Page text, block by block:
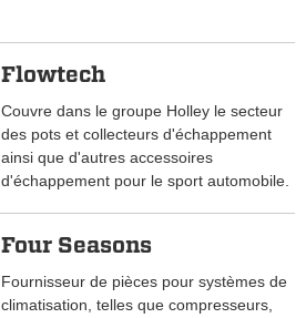
Flowtech
Couvre dans le groupe Holley le secteur
des pots et collecteurs d'échappement
ainsi que d'autres accessoires
d'échappement pour le sport automobile.
Four Seasons
Fournisseur de pièces pour systèmes de
climatisation, telles que compresseurs,